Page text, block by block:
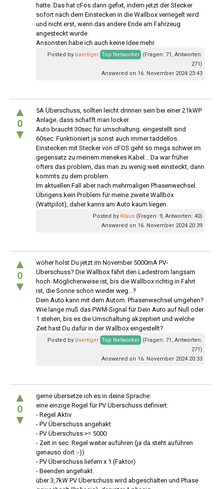
hatte. Das hat cFos dann gefixt, indem jetzt der Stecker
sofort nach dem Einstecken in die Wallbox verriegelt wird
und nicht erst, wenn das andere Ende am Fahrzeug
angesteckt wurde.
Ansonsten habe ich auch keine Idee mehr.
Posted by baertiger Top Networker (Fragen: 71, Antworten:
271)
Answered on 16. November 2024 23:43
▲
0
▼
5A Überschuss, sollten leicht drinnen sein bei einer 21kWP
Anlage. dass schafft man locker.
Auto braucht 30sec für umschaltung. eingestellt sind
60sec. Funktioniert ja sonst auch immer taddellos.
Einstecken mit Stecker von cFOS geht so mega schwer im
gegensatz zu meinem menekes Kabel... Da war früher
öfters das problem, das man zu wenig weit einsteckt, dann
kommts zu dem problem.
Im aktuellen Fall aber nach mehrmaligen Phasenwechsel.
Übrigens kein Problem für meine zweite Wallbox
(Wattpilot), daher kanns am Auto kaum liegen.
Posted by Klaus (Fragen: 9, Antworten: 40)
Answered on 16. November 2024 20:39
▲
0
▼
woher holst Du jetzt im November 5000mA PV-
Überschuss? Die Wallbox fährt den Ladestrom langsam
hoch. Möglicherweise ist, bis die Wallbox richtig in Fahrt
ist, die Sonne schon wieder weg...?
Dein Auto kann mit dem Autom. Phasenwechsel umgehen?
Wie lange muß das PWM-Signal für Dein Auto auf Null oder
1 stehen, bis es die Umschaltung akzeptiert und welche
Zeit hast Du dafür in der Wallbox eingestellt?
Posted by baertiger Top Networker (Fragen: 71, Antworten:
271)
Answered on 16. November 2024 20:33
▲
0
▼
gerne übersetze ich es in deine Sprache:
eine einzige Regel für PV Überschuss definiert:
- Regel Aktiv
- PV Überschuss angehakt
- PV Überschuss >= 5000
- Zeit in sec. Regel weiter auführen (ja da steht auführen
genauso dort :-))
- PV Überschuss liefern x 1 (Faktor)
- Beenden angehakt.
über 3,7kW PV Überschuss wird abgeschalten und Phase